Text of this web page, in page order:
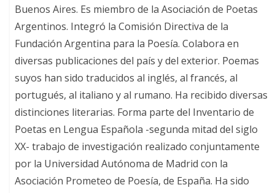
Buenos Aires. Es miembro de la Asociación de Poetas
Argentinos. Integró la Comisión Directiva de la
Fundación Argentina para la Poesía. Colabora en
diversas publicaciones del país y del exterior. Poemas
suyos han sido traducidos al inglés, al francés, al
portugués, al italiano y al rumano. Ha recibido diversas
distinciones literarias. Forma parte del Inventario de
Poetas en Lengua Española -segunda mitad del siglo
XX- trabajo de investigación realizado conjuntamente
por la Universidad Autónoma de Madrid con la
Asociación Prometeo de Poesía, de España. Ha sido